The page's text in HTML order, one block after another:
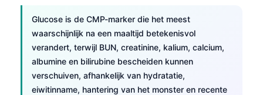
Glucose is de CMP-marker die het meest
waarschijnlijk na een maaltijd betekenisvol
verandert, terwijl BUN, creatinine, kalium, calcium,
albumine en bilirubine bescheiden kunnen
verschuiven, afhankelijk van hydratatie,
eiwitinname, hantering van het monster en recente